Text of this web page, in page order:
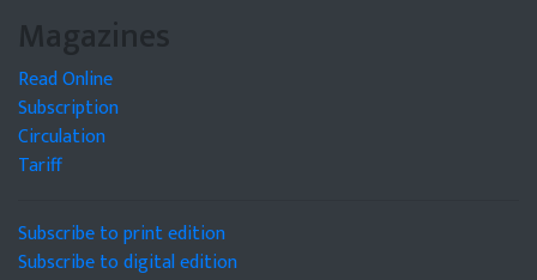
Magazines
Read Online
Subscription
Circulation
Tariff
Subscribe to print edition
Subscribe to digital edition